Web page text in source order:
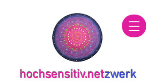
hochsensitiv.netzwerk